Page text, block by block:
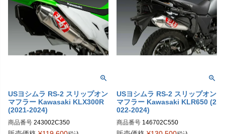
USヨシムラ RS-2 スリップオン
マフラー Kawasaki KLX300R
(2021-2024)
商品番号 243002C350
USヨシムラ RS-2 スリップオン
マフラー Kawasaki KLR650 (2
022-2024)
商品番号 146702C550